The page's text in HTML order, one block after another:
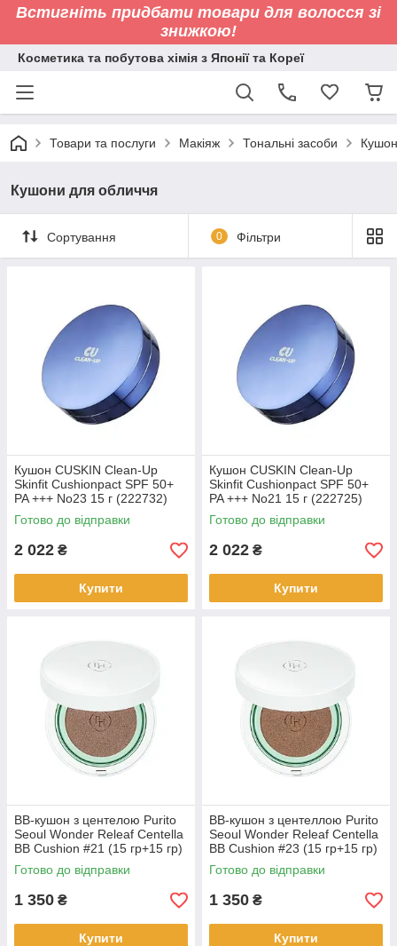
Встигніть придбати товари для волосся зі
знижкою!
Косметика та побутова хімія з Японії та Кореї
Товари та послуги Макіяж Тональні засоби
Кушони для обличчя
Сортування 0 Фільтри
Кушон CUSKIN Clean-Up
Skinfit Cushionpact SPF 50+
PA +++ No23 15 г (222732)
Готово до відправки
2 022 ₴
Купити
Кушон CUSKIN Clean-Up
Skinfit Cushionpact SPF 50+
PA +++ No21 15 г (222725)
Готово до відправки
2 022 ₴
Купити
BB-кушон з центелою Purito
Seoul Wonder Releaf Centella
BB Cushion #21 (15 гр+15 гр)
(103379)
Готово до відправки
1 350 ₴
Купити
BB-кушон з центеллою Purito
Seoul Wonder Releaf Centella
BB Cushion #23 (15 гр+15 гр)
(103362)
Готово до відправки
1 350 ₴
Купити